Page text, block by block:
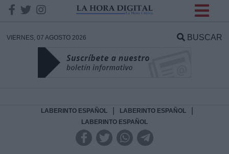
VIERNES, 07 AGOSTO 2026 BUSCAR
LABERINTO ESPAÑOL LABERINTO ESPAÑOL
LABERINTO ESPAÑOL
DATOS
Responsable: